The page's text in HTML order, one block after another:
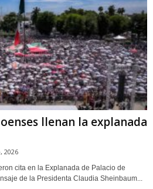
llenan la explanada
2026
cita en la Explanada de Palacio de
de la Presidenta Claudia Sheinbaum...